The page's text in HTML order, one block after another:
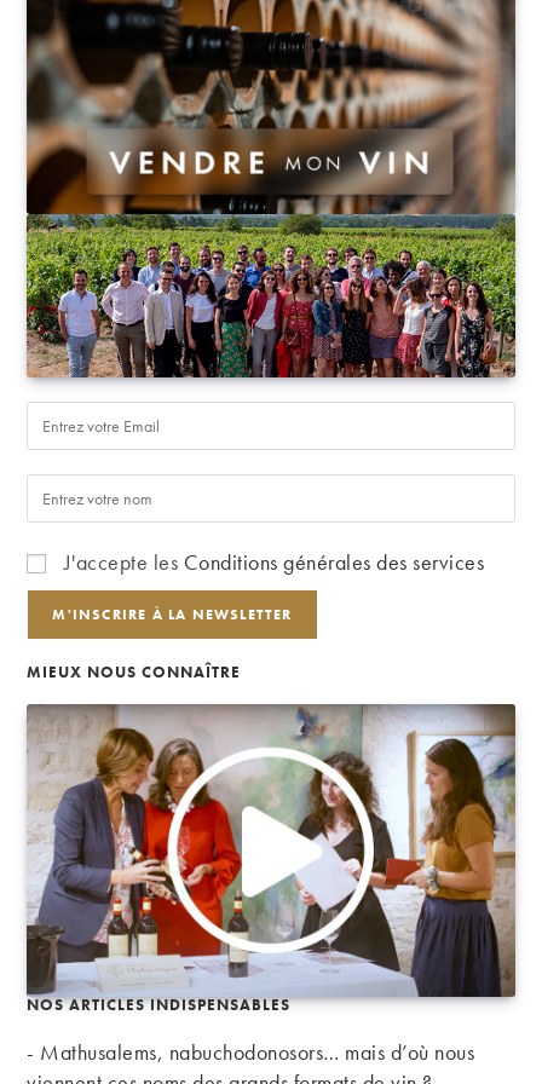
J'accepte les Conditions générales des services
MIEUX NOUS CONNAÎTRE
NOS ARTICLES INDISPENSABLES
- Mathusalems, nabuchodonosors… mais d’où nous